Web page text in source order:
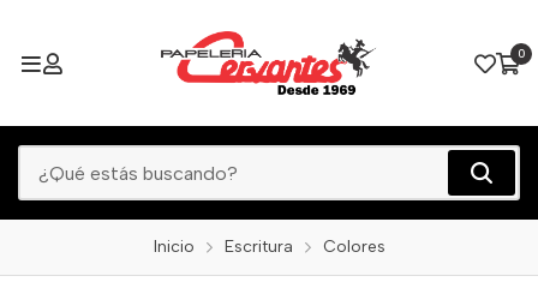
0
Inicio Escritura Colores